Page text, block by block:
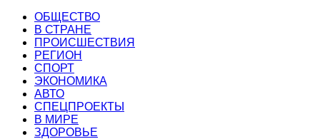
ОБЩЕСТВО
В СТРАНЕ
ПРОИСШЕСТВИЯ
РЕГИОН
CПОРТ
ЭКОНОМИКА
АВТО
СПЕЦПРОЕКТЫ
В МИРЕ
ЗДОРОВЬЕ